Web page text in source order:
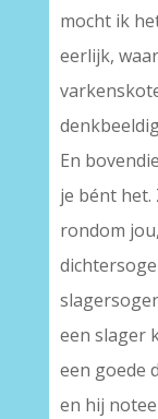
mocht ik
eerlijk,
En
je bént het.
rondom
een slager
een goede
en hij